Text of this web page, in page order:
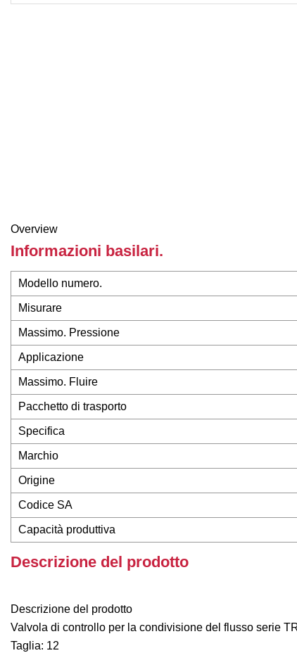
Overview
Informazioni basilari.
Modello numero.
Misurare
Massimo. Pressione
Applicazione
Massimo. Fluire
Pacchetto di trasporto
Specifica
Marchio
Origine
Codice SA
Capacità produttiva
Descrizione del prodotto
Descrizione del prodotto
Valvola di controllo per la condivisione del flusso serie
Taglia: 12